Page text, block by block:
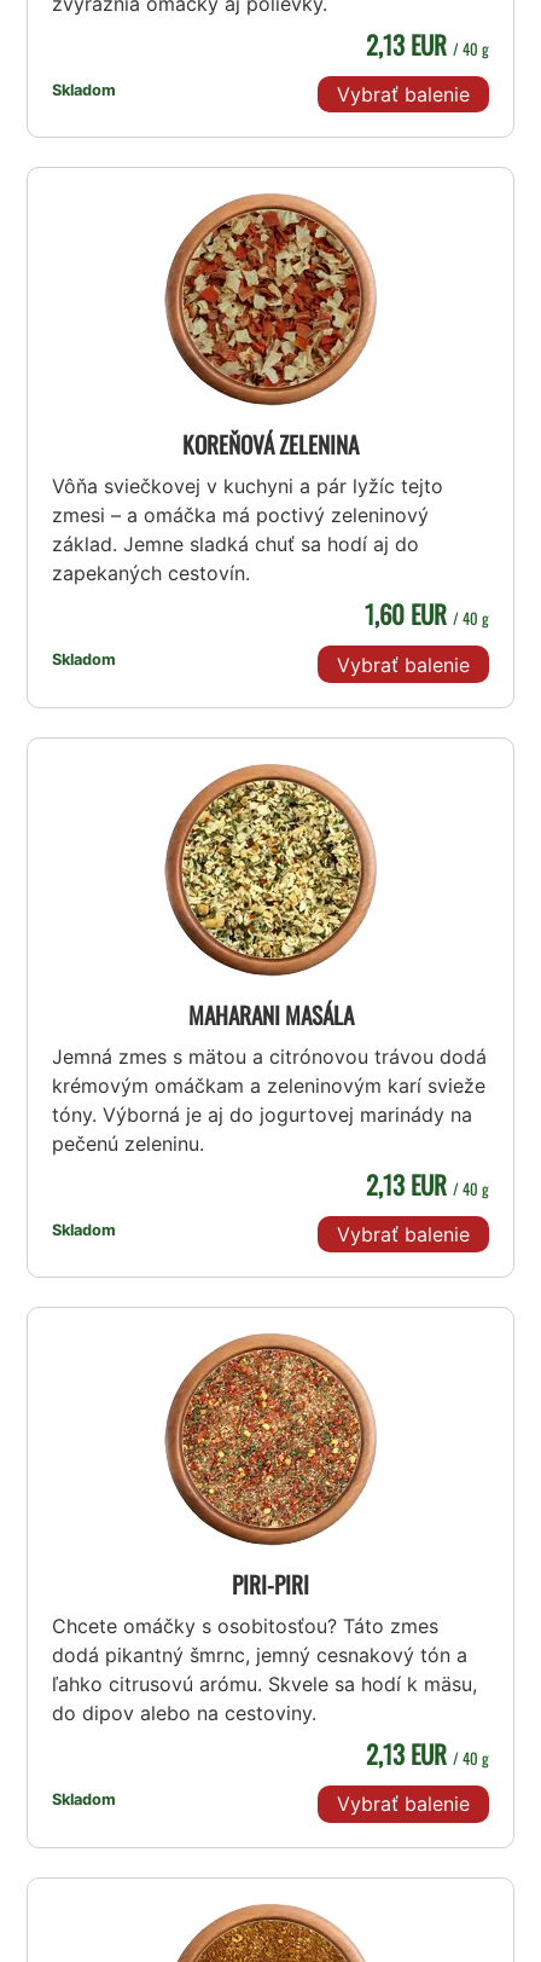
Skladom
2,13 EUR / 40 g
Vybrať balenie
KOREŇOVÁ ZELENINA
Vôňa sviečkovej v kuchyni a pár lyžíc tejto
zmesi – a omáčka má poctivý zeleninový
základ. Jemne sladká chuť sa hodí aj do
zapekaných cestovín.
Skladom
1,60 EUR / 40 g
Vybrať balenie
MAHARANI MASÁLA
Jemná zmes s mätou a citrónovou trávou dodá
krémovým omáčkam a zeleninovým karí svieže
tóny. Výborná je aj do jogurtovej marinády na
pečenú zeleninu.
Skladom
2,13 EUR / 40 g
Vybrať balenie
PIRI-PIRI
Chcete omáčky s osobitosťou? Táto zmes
dodá pikantný šmrnc, jemný cesnakový tón a
ľahko citrusovú arómu. Skvele sa hodí k mäsu,
do dipov alebo na cestoviny.
Skladom
2,13 EUR / 40 g
Vybrať balenie